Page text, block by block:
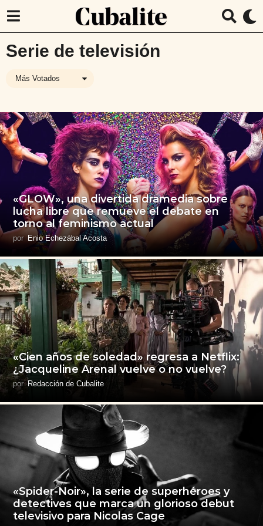
Serie de televisión
Más Votados
«GLOW», una divertida dramedia sobre
lucha libre que remueve el debate en
torno al feminismo actual
por Enio Echezábal Acosta
«Cien años de soledad» regresa a Netflix:
¿Jacqueline Arenal vuelve o no vuelve?
por Redacción de Cubalite
«Spider-Noir», la serie de superhéroes y
detectives que marca un glorioso debut
televisivo para Nicolas Cage